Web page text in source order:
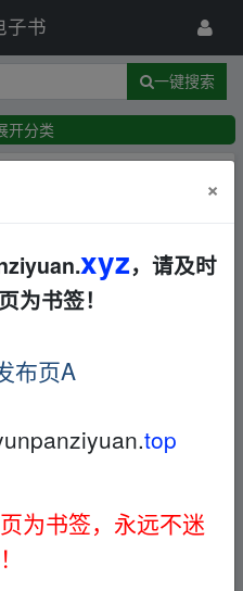
子书
一键搜索
开分类
军事
×
xyz，请及时
为书签！
布页A
top
为书签，永远不迷